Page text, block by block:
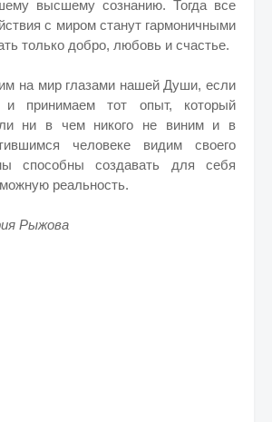
высшему сознанию. Тогда все
с миром станут гармоничными
только добро, любовь и счастье.
на мир глазами нашей Души, если
принимаем тот опыт, который
ни в чем никого не виним и в
человеке видим своего
способны создавать для себя
реальность.
Рыжова